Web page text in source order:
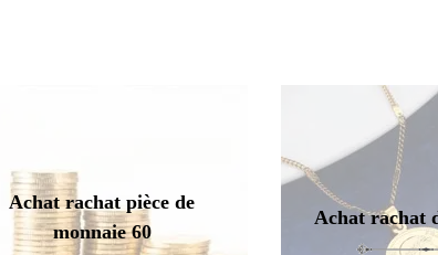
Achat rachat pièce de
monnaie 60
Achat rachat